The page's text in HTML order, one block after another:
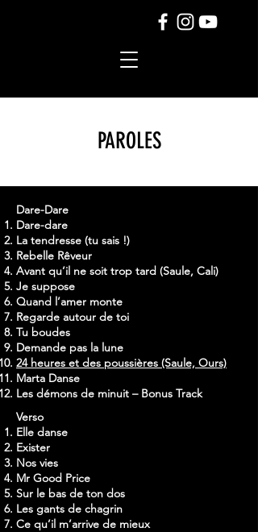
PAROLES
Dare-Dare
Dare-dare
La tendresse (tu sais !)
Rebelle Rêveur
Avant qu’il ne soit trop tard (Saule, Cali)
Je suppose
Quand l’amer monte
Regarde autour de toi
Tu boudes
Demande pas la lune
24 heures et des poussières (Saule, Ours)
Marta Danse
Les démons de minuit – Bonus Track
Verso
Elle danse
Exister
Nos vies
Mr Good Price
Sur le bas de ton dos
Les gants de chagrin
Ce qu’il m’arrive de mieux